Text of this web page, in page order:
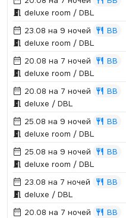
deluxe room / DBL
23.08 на 9 ночей
BB
deluxe room / DBL
20.08 на 7 ночей
BB
deluxe room / DBL
20.08 на 7 ночей
BB
deluxe / DBL
25.08 на 9 ночей
BB
deluxe room / DBL
25.08 на 9 ночей
BB
deluxe room / DBL
23.08 на 7 ночей
BB
deluxe / DBL
20.08 на 7 ночей
BB